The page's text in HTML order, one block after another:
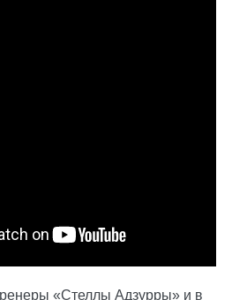
«Стеллы Адзурры» и в